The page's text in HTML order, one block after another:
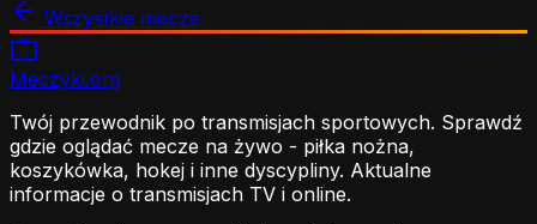
Wszystkie mecze
Meczyki.org
Twój przewodnik po transmisjach sportowych. Sprawdź
gdzie oglądać mecze na żywo - piłka nożna,
koszykówka, hokej i inne dyscypliny. Aktualne
informacje o transmisjach TV i online.